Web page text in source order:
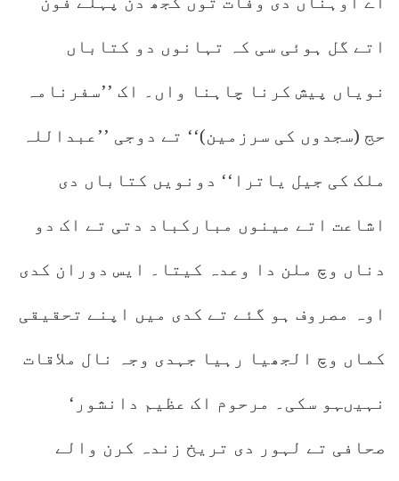
اتے گل ہوئی سی کہ تہانوں دو کتاباں
نویاں پیش کرنا چاہنا واں۔ اک ’’سفرنامہ
حج (سجدوں کی سرزمین)‘‘ تے دوجی ’’عبداللہ
ملک کی جیل یاترا‘‘ دونویں کتاباں دی
اشاعت اتے مینوں مبارکباد دتی تے اک دو
دناں وچ ملن دا وعدہ کیتا۔ ایس دوران کدی
اوہ مصروف ہو گئے تے کدی میں اپنے تحقیقی
کماں وچ الجھیا رہیا جہدی وجہ نال ملاقات
نہیںہو سکی۔ مرحوم اک عظیم دانشور‘
صحافی تے لہور دی تریخ زندہ کرن والے